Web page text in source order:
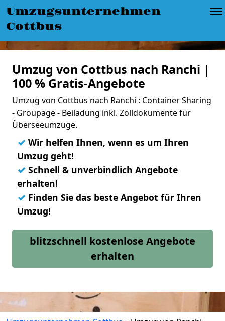
Umzugsunternehmen
Cottbus
Umzug von Cottbus nach Ranchi |
100 % Gratis-Angebote
Umzug von Cottbus nach Ranchi : Container Sharing
- Groupage - Beiladung inkl. Zolldokumente für
Überseeumzüge.
✓ Wir helfen Ihnen, wenn es um Ihren
Umzug geht!
✓ Schnell & unverbindlich Angebote
erhalten!
✓ Finden Sie das beste Angebot für Ihren
Umzug!
blitzschnell kostenlose Angebote
erhalten